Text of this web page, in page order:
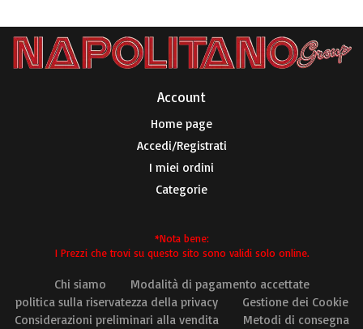
Account​
Home page
Accedi/Registrati
I miei ordini
Categorie
*Nota bene:
I Prezzi che trovi su questo sito sono validi solo online.
Chi siamo
Modalità di pagamento accettate
politica sulla riservatezza della privacy
Gestione dei Cookie
Considerazioni preliminari alla vendita
Metodi di consegna